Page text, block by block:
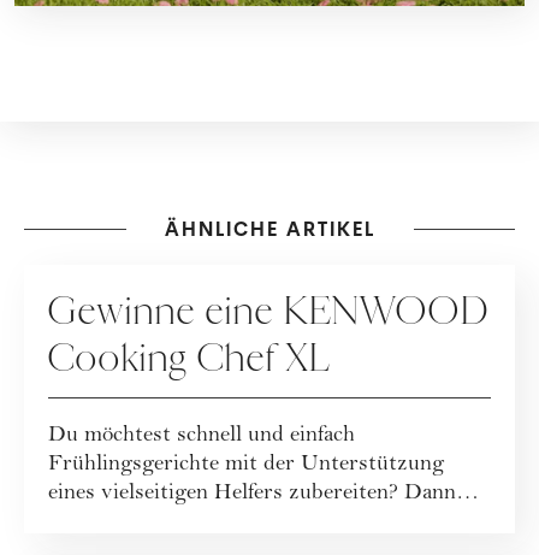
ÄHNLICHE ARTIKEL
Gewinne eine KENWOOD
Cooking Chef XL
Du möchtest schnell und einfach
Frühlingsgerichte mit der Unterstützung
eines vielseitigen Helfers zubereiten? Dann